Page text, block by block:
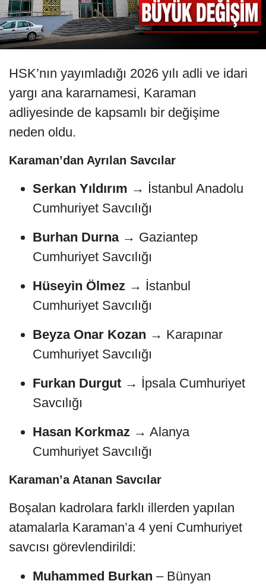
HSK’nın yayımladığı 2026 yılı adli ve idari
yargı ana kararnamesi, Karaman
adliyesinde de kapsamlı bir değişime
neden oldu.
Karaman’dan Ayrılan Savcılar
Serkan Yıldırım → İstanbul Anadolu
Cumhuriyet Savcılığı
Burhan Durna→ Gaziantep
Cumhuriyet Savcılığı
Hüseyin Ölmez → İstanbul
Cumhuriyet Savcılığı
Beyza Onar Kozan → Karapınar
Cumhuriyet Savcılığı
Furkan Durgut → İpsala Cumhuriyet
Savcılığı
Hasan Korkmaz → Alanya
Cumhuriyet Savcılığı
Karaman’a Atanan Savcılar
Boşalan kadrolara farklı illerden yapılan
atamalarla Karaman’a 4 yeni Cumhuriyet
savcısı görevlendirildi:
Muhammed Burkan – Bünyan